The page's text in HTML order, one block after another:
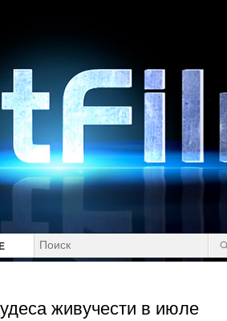
живучести в июле